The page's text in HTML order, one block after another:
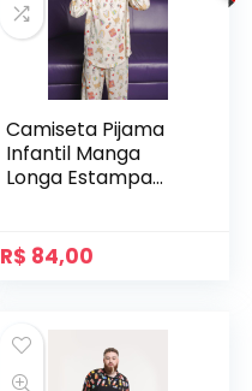
Camiseta Pijama
Infantil Manga
Longa Estampa
R$ 84,00